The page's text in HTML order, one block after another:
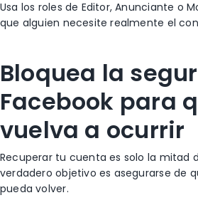
Usa los roles de Editor, Anunciante o
que alguien necesite realmente el
Bloquea la
Facebook para
vuelva a ocurrir
Recuperar tu cuenta es solo la mitad
verdadero objetivo es asegurarse de
pueda volver.